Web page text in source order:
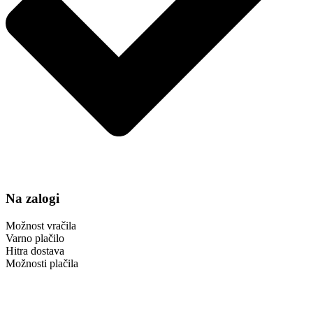
Na zalogi
Možnost vračila
Varno plačilo
Hitra dostava
Možnosti plačila